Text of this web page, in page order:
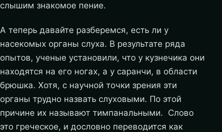
слышим знакомое пение.
А теперь давайте разберемся, есть ли у
насекомых органы слуха. В результате ряда
опытов, ученые установили, что у кузнечика они
находятся на его ногах, а у саранчи, в области
брюшка. Хотя, с научной точки зрения эти
органы трудно назвать слуховыми. По этой
причине их называют тимпанальными. Слово
это греческое, и дословно переводится как